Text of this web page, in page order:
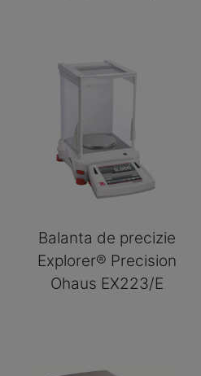
Balanta de precizie
Explorer® Precision
Ohaus EX223/E